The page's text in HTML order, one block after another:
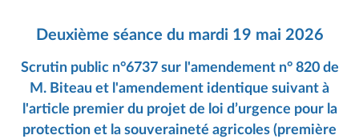
Deuxième séance du mardi 19 mai 2026
Scrutin public n°6737 sur l'amendement n° 820 de
M. Biteau et l'amendement identique suivant à
l'article premier du projet de loi d’urgence pour la
protection et la souveraineté agricoles (première